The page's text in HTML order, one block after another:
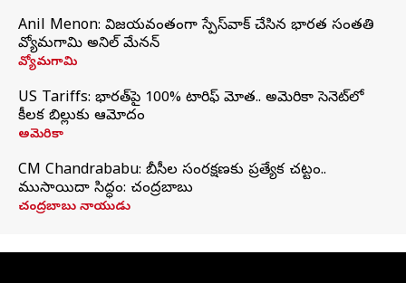
Anil Menon: విజయవంతంగా స్పేస్‌వాక్‌ చేసిన భారత సంతతి
వ్యోమగామి అనిల్‌ మేనన్
వ్యోమగామి
US Tariffs: భారత్‌పై 100% టారిఫ్‌ మోత.. అమెరికా సెనెట్‌లో
కీలక బిల్లుకు ఆమోదం
అమెరికా
CM Chandrababu: బీసీల సంరక్షణకు ప్రత్యేక చట్టం..
ముసాయిదా సిద్ధం: చంద్రబాబు
చంద్రబాబు నాయుడు